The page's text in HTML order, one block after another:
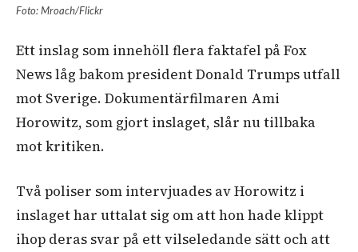
Foto: Mroach/Flickr
Ett inslag som innehöll flera faktafel på Fox
News låg bakom president Donald Trumps utfall
mot Sverige. Dokumentärfilmaren Ami
Horowitz, som gjort inslaget, slår nu tillbaka
mot kritiken.
Två poliser som intervjuades av Horowitz i
inslaget har uttalat sig om att hon hade klippt
ihop deras svar på ett vilseledande sätt och att